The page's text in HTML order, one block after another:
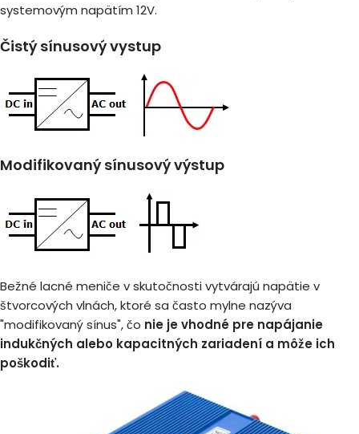
systemovým napätím 12V.
Čistý sínusový vystup
Modifikovaný sínusový výstup
Bežné lacné meniče v skutočnosti vytvárajú napätie v
štvorcových vlnách, ktoré sa často mylne nazýva
"modifikovaný sínus", čo nie je vhodné pre napájanie
indukčných alebo kapacitných zariadení a môže ich
poškodiť.